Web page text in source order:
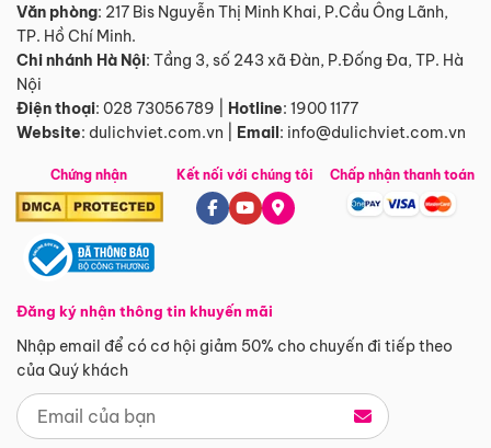
Văn phòng: 217 Bis Nguyễn Thị Minh Khai, P.Cầu Ông Lãnh,
TP. Hồ Chí Minh.
Chi nhánh Hà Nội: Tầng 3, số 243 xã Đàn, P.Đống Đa, TP. Hà
Nội
Điện thoại: 028 73056789 Hotline: 1900 1177
Website: dulichviet.com.vn Email: info@dulichviet.com.vn
Chứng nhận
Đăng ký nhận thông tin khuyến mãi
Nhập email để có cơ hội giảm 50% cho chuyến đi tiếp theo
của Quý khách
Kết nối với chúng tôi Chấp nhận thanh toán